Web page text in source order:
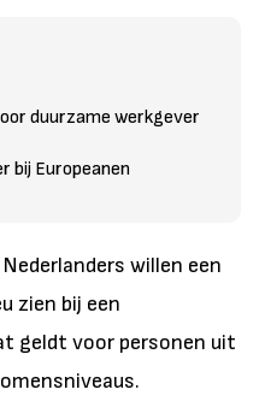
duurzame werkgever
bij Europeanen
willen een
zien bij een
geldt voor personen uit